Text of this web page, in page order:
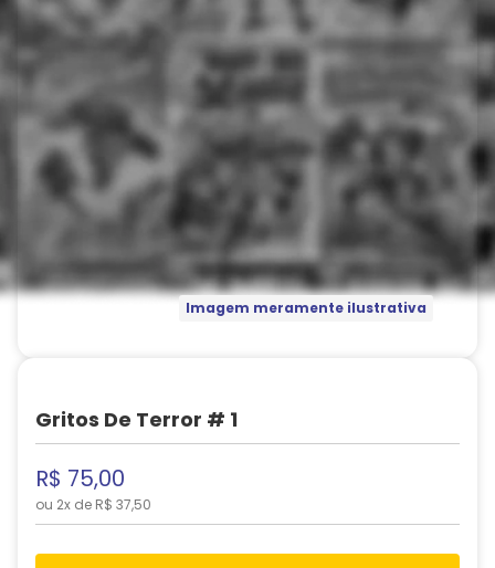
Imagem meramente ilustrativa
Gritos De Terror # 1
R$ 75,00
ou 2x de R$ 37,50